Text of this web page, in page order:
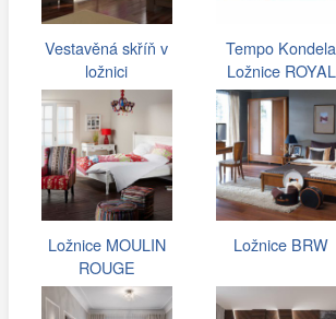
Vestavěná skříň v
ložnici
Tempo Kondela
Ložnice ROYAL
Ložnice MOULIN
ROUGE
Ložnice BRW